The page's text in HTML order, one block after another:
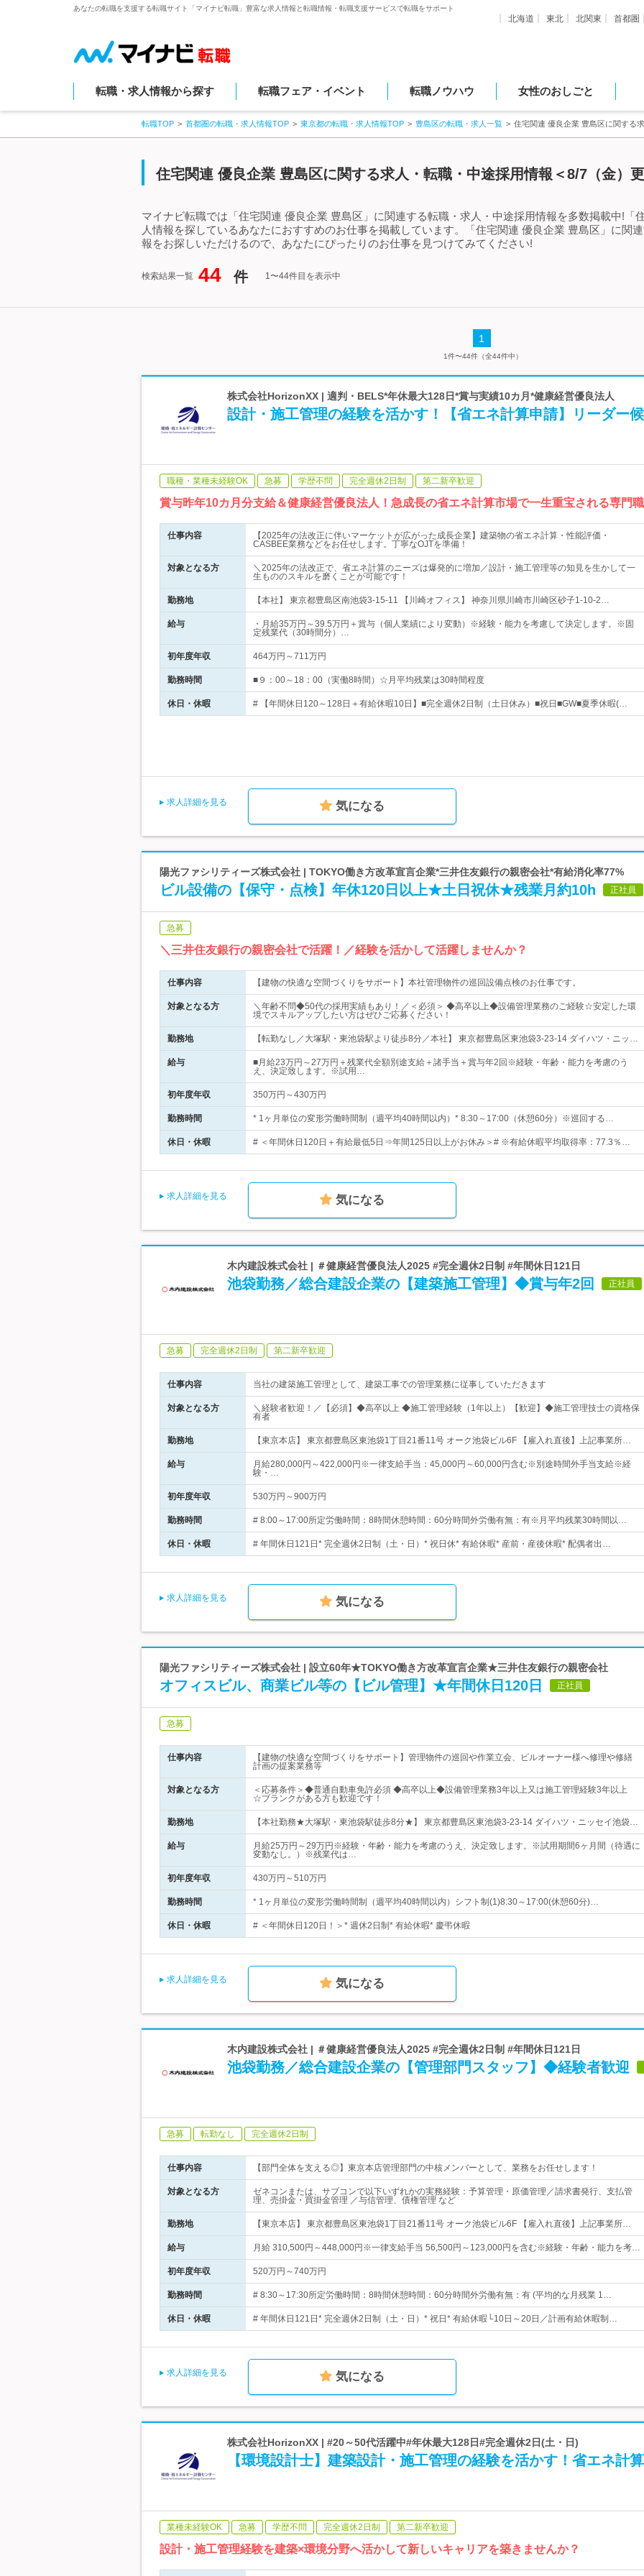
あなたの転職を支援する転職サイト「マイナビ転職」豊富な求人情報と転職情報・転職支援サービスで転職をサポート
北海道 東北 北関東 首都圏
転職・求人情報から探す 転職フェア・イベント 転職ノウハウ 女性のおしごと
転職TOP 首都圏の転職・求人情報TOP 東京都の転職・求人情報TOP 豊島区の転職・求人一覧 住宅関連 優良企業 豊島区に関する
住宅関連 優良企業 豊島区に関する求人・転職・中途採用情報＜8/7（金）
マイナビ転職では「住宅関連 優良企業 豊島区」に関連する転職・求人・中途採用情報を多数掲載中!「
人情報を探しているあなたにおすすめのお仕事を掲載しています。「住宅関連 優良企業 豊島区」に関
報をお探しいただけるので、あなたにぴったりのお仕事を見つけてみてください!
検索結果一覧 44 件 1〜44件目を表示中
1
1件〜44件（全44件中）
株式会社HorizonXX | 適判・BELS*年休最大128日*賞与実績10カ月*健康経営優良法人
設計・施工管理の経験を活かす！【省エネ計算申請】リーダー
職種・業種未経験OK 急募 学歴不問 完全週休2日制 第二新卒歓迎
賞与昨年10カ月分支給＆健康経営優良法人！急成長の省エネ計算市場で一生重宝される専門
仕事内容
【2025年の法改正に伴いマーケットが広がった成長企業】建築物の省エネ計算・性能評価・
CASBEE業務などをお任せします。丁寧なOJTを準備！
対象となる方
＼2025年の法改正で、省エネ計算のニーズは爆発的に増加／設計・施工管理等の知見を生かして一
生もののスキルを磨くことが可能です！
勤務地 【本社】 東京都豊島区南池袋3-15-11 【川崎オフィス】 神奈川県川崎市川崎区砂子1-10-2…
給与
・月給35万円～39.5万円＋賞与（個人業績により変動）※経験・能力を考慮して決定します。※固
定残業代（30時間分）…
初年度年収 464万円～711万円
勤務時間 ■９：00～18：00（実働8時間）☆月平均残業は30時間程度
休日・休暇 # 【年間休日120～128日＋有給休暇10日】■完全週休2日制（土日休み）■祝日■GW■夏季休暇(…
求人詳細を見る 気になる
陽光ファシリティーズ株式会社 | TOKYO働き方改革宣言企業*三井住友銀行の親密会社*有給消化率77%
ビル設備の【保守・点検】年休120日以上★土日祝休★残業月約10h 正社員
急募
＼三井住友銀行の親密会社で活躍！／経験を活かして活躍しませんか？
仕事内容 【建物の快適な空間づくりをサポート】本社管理物件の巡回設備点検のお仕事です。
対象となる方
＼年齢不問◆50代の採用実績もあり！／＜必須＞ ◆高卒以上◆設備管理業務のご経験☆安定した環
境でスキルアップしたい方はぜひご応募ください！
勤務地 【転勤なし／大塚駅・東池袋駅より徒歩8分／本社】 東京都豊島区東池袋3-23-14 ダイハツ・ニッ…
給与
■月給23万円～27万円＋残業代全額別途支給＋諸手当＋賞与年2回※経験・年齢・能力を考慮のう
え、決定致します。※試用…
初年度年収 350万円～430万円
勤務時間 * 1ヶ月単位の変形労働時間制（週平均40時間以内）* 8:30～17:00（休憩60分）※巡回する…
休日・休暇 # ＜年間休日120日＋有給最低5日⇒年間125日以上がお休み＞# ※有給休暇平均取得率：77.3％…
求人詳細を見る 気になる
木内建設株式会社 | ＃健康経営優良法人2025 #完全週休2日制 #年間休日121日
池袋勤務／総合建設企業の【建築施工管理】◆賞与年2回 正社員
急募 完全週休2日制 第二新卒歓迎
仕事内容 当社の建築施工管理として、建築工事での管理業務に従事していただきます
対象となる方
＼経験者歓迎！／【必須】◆高卒以上 ◆施工管理経験（1年以上）【歓迎】◆施工管理技士の資格保
有者
勤務地 【東京本店】 東京都豊島区東池袋1丁目21番11号 オーク池袋ビル6F 【雇入れ直後】上記事業所…
給与
月給280,000円～422,000円※一律支給手当：45,000円～60,000円含む※別途時間外手当支給※経
験・…
初年度年収 530万円～900万円
勤務時間 # 8:00～17:00所定労働時間：8時間休憩時間：60分時間外労働有無：有※月平均残業30時間以…
休日・休暇 # 年間休日121日* 完全週休2日制（土・日）* 祝日休* 有給休暇* 産前・産後休暇* 配偶者出…
求人詳細を見る 気になる
陽光ファシリティーズ株式会社 | 設立60年★TOKYO働き方改革宣言企業★三井住友銀行の親密会社
オフィスビル、商業ビル等の【ビル管理】★年間休日120日 正社員
急募
仕事内容
【建物の快適な空間づくりをサポート】管理物件の巡回や作業立会、ビルオーナー様へ修理や修繕
計画の提案業務等
対象となる方
＜応募条件＞◆普通自動車免許必須 ◆高卒以上◆設備管理業務3年以上又は施工管理経験3年以上
☆ブランクがある方も歓迎です！
勤務地 【本社勤務★大塚駅・東池袋駅徒歩8分★】 東京都豊島区東池袋3-23-14 ダイハツ・ニッセイ池袋…
給与
月給25万円～29万円※経験・年齢・能力を考慮のうえ、決定致します。※試用期間6ヶ月間（待遇に
変動なし。）※残業代は…
初年度年収 430万円～510万円
勤務時間 * 1ヶ月単位の変形労働時間制（週平均40時間以内）シフト制(1)8:30～17:00(休憩60分)…
休日・休暇 # ＜年間休日120日！＞* 週休2日制* 有給休暇* 慶弔休暇
求人詳細を見る 気になる
木内建設株式会社 | ＃健康経営優良法人2025 #完全週休2日制 #年間休日121日
池袋勤務／総合建設企業の【管理部門スタッフ】◆経験者歓迎
急募 転勤なし 完全週休2日制
仕事内容 【部門全体を支える◎】東京本店管理部門の中核メンバーとして、業務をお任せします！
対象となる方
ゼネコンまたは、サブコンで以下いずれかの実務経験：予算管理・原価管理／請求書発行、支払管
理、売掛金・買掛金管理 ／与信管理、債権管理 など
勤務地 【東京本店】 東京都豊島区東池袋1丁目21番11号 オーク池袋ビル6F 【雇入れ直後】上記事業所…
給与 月給 310,500円～448,000円※一律支給手当 56,500円～123,000円を含む※経験・年齢・能力を考…
初年度年収 520万円～740万円
勤務時間 # 8:30～17:30所定労働時間：8時間休憩時間：60分時間外労働有無：有 (平均的な月残業 1…
休日・休暇 # 年間休日121日* 完全週休2日制（土・日）* 祝日* 有給休暇└10日～20日／計画有給休暇制…
求人詳細を見る 気になる
株式会社HorizonXX | #20～50代活躍中#年休最大128日#完全週休2日(土・日)
【環境設計士】建築設計・施工管理の経験を活かす！省エネ計算
業種未経験OK 急募 学歴不問 完全週休2日制 第二新卒歓迎
設計・施工管理経験を建築×環境分野へ活かして新しいキャリアを築きませんか？